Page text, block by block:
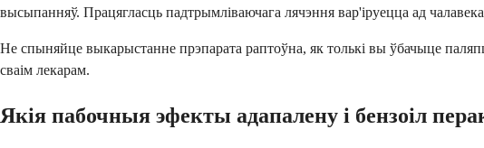
высыпанняў. Працягласць падтрымліваючага лячэння вар'іруецца ад
Не спыняйце выкарыстанне прэпарата раптоўна, як толькі вы ўбачыце
сваім лекарам.
Якія пабочныя эфекты адапалену і бензоіл